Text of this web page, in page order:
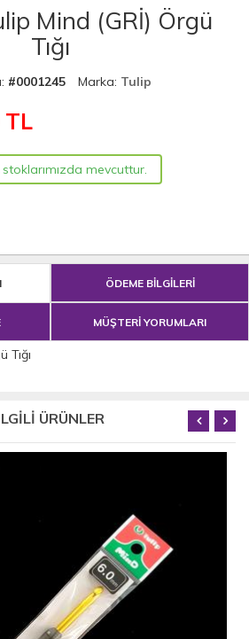
Mind (GRİ) Örgü
Tığı
#0001245 Marka: Tulip
TL
mevcuttur.
ÖDEME BİLGİLERİ
MÜŞTERİ YORUMLARI
ÜRÜNLER